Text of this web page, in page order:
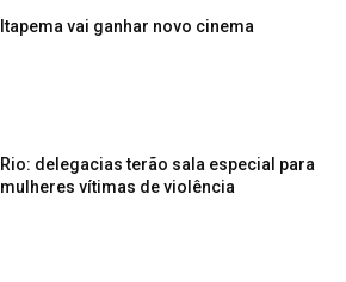
Itapema vai ganhar novo cinema
Rio: delegacias terão sala especial para
mulheres vítimas de violência